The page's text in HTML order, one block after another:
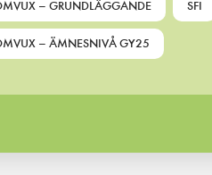
– GRUNDLÄGGANDE
SFI
– ÄMNESNIVÅ GY25